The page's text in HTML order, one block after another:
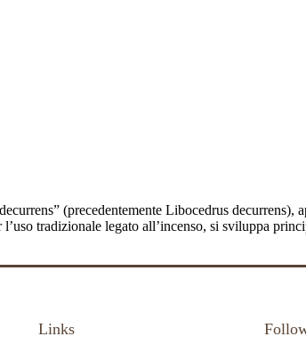
(precedentemente Libocedrus decurrens),
tradizionale legato all’incenso, si sviluppa
Links